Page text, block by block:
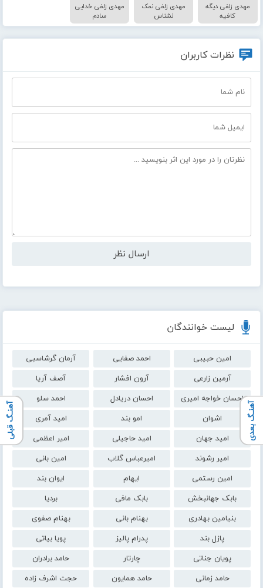
لیست خوانندگان
امین حبیبی احمد صفایی
آرمان گرشاسبی
آرمین زارعی
آرون افشار
آصف آریا
احسان خواجه امیری
احسان دریادل
احمد سلو
اشوان
امو بند
امید آمری
امید جهان
امید حاجیلی
امیر اعظمی
امیر رشوند
امیرعباس گلاب
امین بانی
امین رستمی
ایهام
ایوان بند
بابک جهانبخش
بابک مافی
بردیا
بنیامین بهادری
بهنام بانی
بهنام صفوی
پازل بند
پدرام پالیز
پویا بیاتی
پویان جناتی
چارتار
حامد برادران
حامد زمانی
حامد همایون
حجت اشرف زاده
آهنـگ بعدی آهنـگ قبلی
مهدی زلفی دیگه
کافیه
مهدی زلفی نمک
نشناس
مهدی زلفی خدایی
سادم
نظرات کاربران